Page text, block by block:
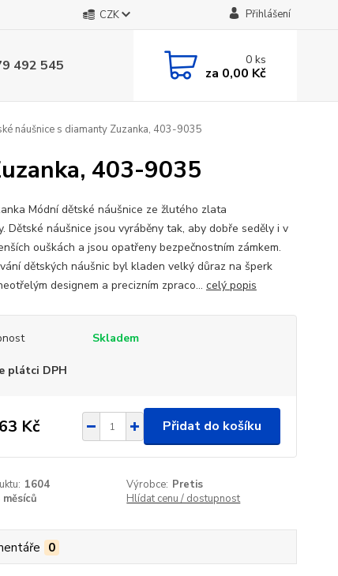
CZK Přihlášení
492 545 0ks
za 0,00 Kč
náušnice s diamanty Zuzanka, 403-9035
403-9035
Módní dětské náušnice ze žlutého zlata
Dětské náušnice jsou vyráběny tak, aby dobře seděly i v
ouškách a jsou opatřeny bezpečnostním zámkem.
dětských náušnic byl kladen velký důraz na šperk
designem a precizním zpraco... celý popis
Skladem
plátci DPH
Kč Přidat do košíku
1604 Výrobce: Pretis
Hlídat cenu / dostupnost
0